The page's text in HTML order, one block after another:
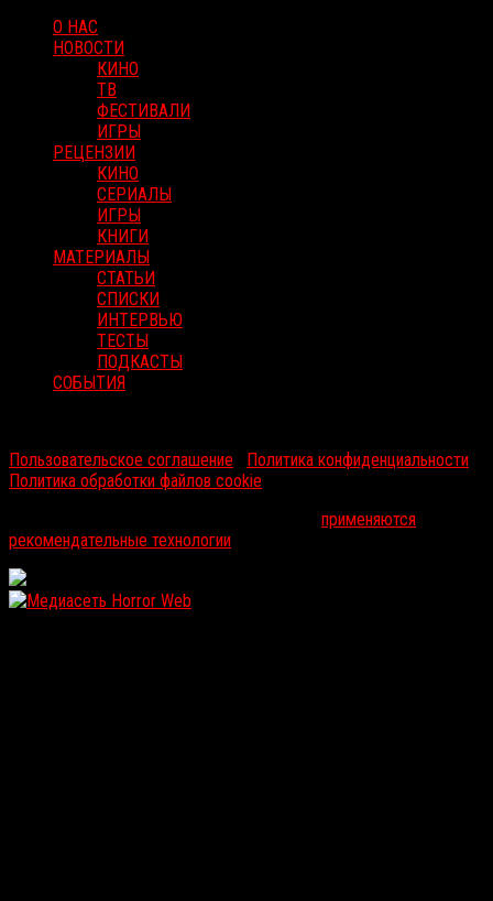
О НАС
НОВОСТИ
КИНО
ТВ
ФЕСТИВАЛИ
ИГРЫ
РЕЦЕНЗИИ
КИНО
СЕРИАЛЫ
ИГРЫ
КНИГИ
МАТЕРИАЛЫ
СТАТЬИ
СПИСКИ
ИНТЕРВЬЮ
ТЕСТЫ
ПОДКАСТЫ
СОБЫТИЯ
Пользовательское соглашение
Политика конфиденциальности
Политика обработки файлов cookie
применяются
рекомендательные технологии